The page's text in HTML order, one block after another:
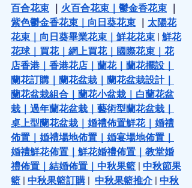
百合花束 ｜ 火百合花束 ｜ 鬱金香花束 ｜
紫色鬱金香花束 ｜ 向日葵花束 ｜ 太陽花
花束 ｜ 向日葵畢業花束 ｜ 鮮花花束 | 鮮花
花球｜ 買花｜ 網上買花｜ 國際花束 ｜ 花
店香港｜ 香港花店 ｜ 蘭花｜ 蘭花擺設 ｜
蘭花訂購 ｜ 蘭花盆栽 ｜ 蘭花盆栽設計｜
蘭花盆栽組合 ｜ 蘭花小盆栽 ｜ 白蘭花盆
栽 ｜ 過年蘭花盆栽 ｜ 藝術型蘭花盆栽 ｜
桌上型蘭花盆栽 ｜ 婚禮佈置鮮花｜ 婚禮
佈置 ｜ 婚禮場地佈置 ｜ 婚宴場地佈置 ｜
婚禮鮮花佈置 ｜ 鮮花婚禮佈置 ｜ 教堂婚
禮佈置 ｜ 結婚佈置 ｜ 中秋果籃 | 中秋節果
籃 | 中秋果籃訂購 | 中秋果籃推介 | 中秋